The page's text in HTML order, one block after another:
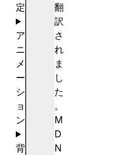
翻
訳
さ
れ
ま
し
た
。
M
D
N
定
ア
ニ
メ
ー
シ
ョ
ン
背